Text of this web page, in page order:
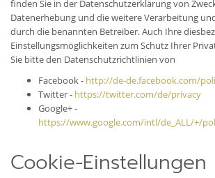
finden Sie in der Datenschutzerklärung von
Datenerhebung und die weitere Verarbeitung
durch die benannten Betreiber. Auch Ihre
Einstellungsmöglichkeiten zum Schutz Ihrer
Sie bitte den Datenschutzrichtlinien von
Facebook - http://de-de.facebook.com/
Twitter - https://twitter.com/de/privacy
Google+ -
https://www.google.com/intl/de_ALL/+/
Cookie-Einstellungen